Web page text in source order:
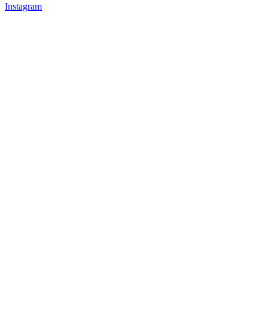
Instagram